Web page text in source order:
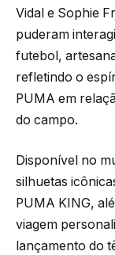
Vidal e Sophie
puderam
futebol,
refletindo o
PUMA em
do campo.
Disponível no
silhuetas
PUMA KING,
viagem
lançamento do